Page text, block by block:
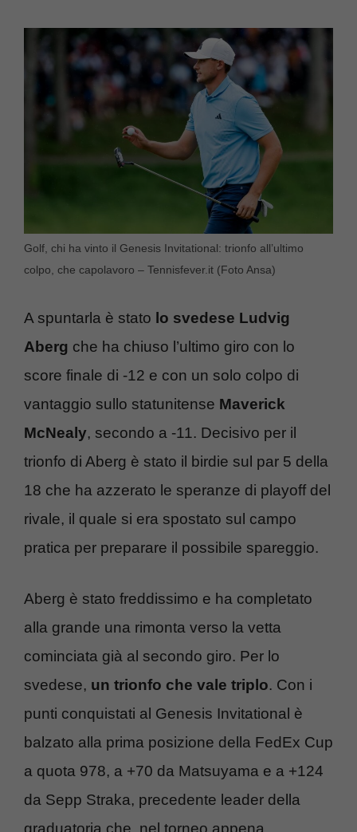
Golf, chi ha vinto il Genesis Invitational: trionfo all’ultimo
colpo, che capolavoro – Tennisfever.it (Foto Ansa)
A spuntarla è stato lo svedese Ludvig
Aberg che ha chiuso l’ultimo giro con lo
score finale di -12 e con un solo colpo di
vantaggio sullo statunitense Maverick
McNealy, secondo a -11. Decisivo per il
trionfo di Aberg è stato il birdie sul par 5 della
18 che ha azzerato le speranze di playoff del
rivale, il quale si era spostato sul campo
pratica per preparare il possibile spareggio.
Aberg è stato freddissimo e ha completato
alla grande una rimonta verso la vetta
cominciata già al secondo giro. Per lo
svedese, un trionfo che vale triplo. Con i
punti conquistati al Genesis Invitational è
balzato alla prima posizione della FedEx Cup
a quota 978, a +70 da Matsuyama e a +124
da Sepp Straka, precedente leader della